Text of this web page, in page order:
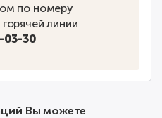
по номеру
линии
03-30
Вы можете